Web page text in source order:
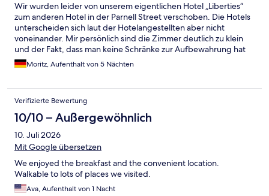
Wir wurden leider von unserem eigentlichen Hotel „Liberties“
zum anderen Hotel in der Parnell Street verschoben. Die Hotels
unterscheiden sich laut der Hotelangestellten aber nicht
voneinander. Mir persönlich sind die Zimmer deutlich zu klein
und der Fakt, dass man keine Schränke zur Aufbewahrung hat
nimmt noch mehr vom ohnehin schon wenigen Platz weg. In
unserem Zimmer fiel bereits am ersten Abend der
sehr laut und unangenehm beim öffnen und schließen. Das
Frühstück hat leider auch etwas zu wünschen übrig gelassen. Es
gab zwar einiges an Auswahl aber deutlich mehr süße als
herzhafte Speisen. Zwei verschiedene Brötchen, drei
verschiedene Beläge für die Brötchen und ansonsten viele
Gebäcke, die aber nicht jedem zum Frühstück zusagen. Das
rauszuheben und waren immer sehr zuvorkommend. Auch die
Lage ist wirklich hervorragend und alle wichtigen Dinge sind im
nahen Umkreis oder höchstens mit einem 10-15min Fußweg zu
Moritz, Aufenthalt von 5 Nächten
Verifizierte Bewertung
10/10 – Außergewöhnlich
10. Juli 2026
Mit Google übersetzen
We enjoyed the breakfast and the convenient location.
Walkable to lots of places we visited.
Ava, Aufenthalt von 1 Nacht